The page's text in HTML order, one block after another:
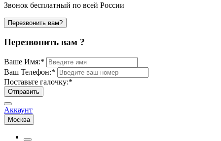
Звонок бесплатный по всей России
Перезвонить вам?
Перезвонить вам ?
Ваше Имя:*
Ваш Телефон:*
Поставьте галочку:*
Отправить
Аккаунт
Москва